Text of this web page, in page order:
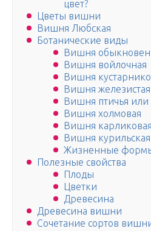
цвет?
Цветы вишни
Вишня Любская
Ботанические виды
Вишня
Вишня войлочная
Вишня
Вишня железистая
Вишня птичья
Вишня холмовая
Вишня
Вишня курильская
Жизненные
Полезные свойства
Плоды
Цветки
Древесина
Древесина вишни
Сочетание сортов